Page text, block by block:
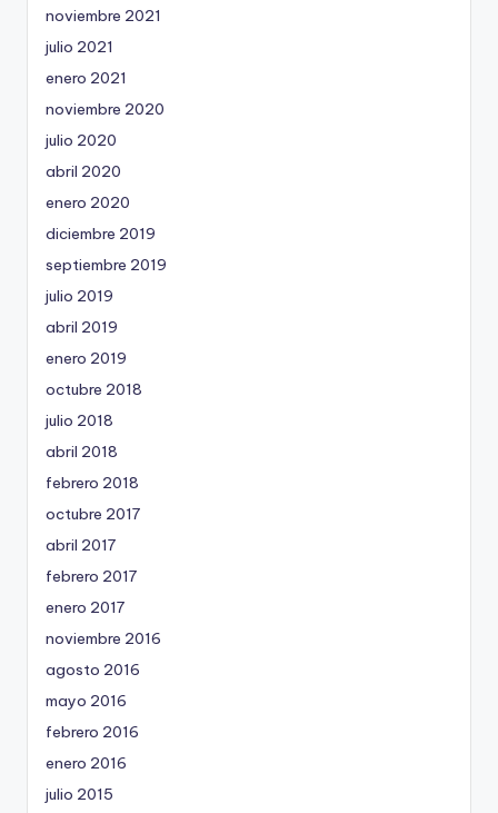
noviembre 2021
julio 2021
enero 2021
noviembre 2020
julio 2020
abril 2020
enero 2020
diciembre 2019
septiembre 2019
julio 2019
abril 2019
enero 2019
octubre 2018
julio 2018
abril 2018
febrero 2018
octubre 2017
abril 2017
febrero 2017
enero 2017
noviembre 2016
agosto 2016
mayo 2016
febrero 2016
enero 2016
julio 2015